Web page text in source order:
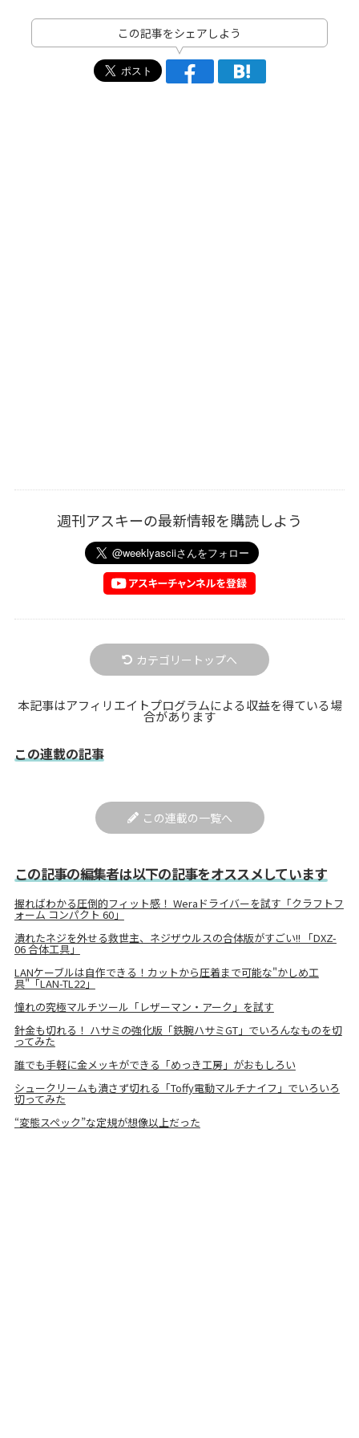
この記事をシェアしよう
週刊アスキーの最新情報を購読しよう
カテゴリートップへ
本記事はアフィリエイトプログラムによる収益を得ている場
合があります
この連載の記事
この連載の一覧へ
この記事の編集者は以下の記事をオススメしています
握ればわかる圧倒的フィット感！ Weraドライバーを試す「クラフトフ
ォーム コンパクト 60」
潰れたネジを外せる救世主、ネジザウルスの合体版がすごい!! 「DXZ-
06 合体工具」
LANケーブルは自作できる！カットから圧着まで可能な"かしめ工
具"「LAN-TL22」
憧れの究極マルチツール「レザーマン・アーク」を試す
針金も切れる！ ハサミの強化版「鉄腕ハサミGT」でいろんなものを切
ってみた
誰でも手軽に金メッキができる「めっき工房」がおもしろい
シュークリームも潰さず切れる「Toffy電動マルチナイフ」でいろいろ
切ってみた
“変態スペック”な定規が想像以上だった